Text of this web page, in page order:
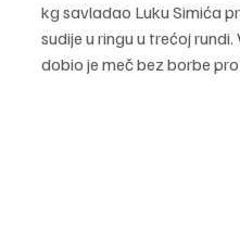
kg savladao Luku Simića
sudije u ringu u trećoj
dobio je meč bez borbe